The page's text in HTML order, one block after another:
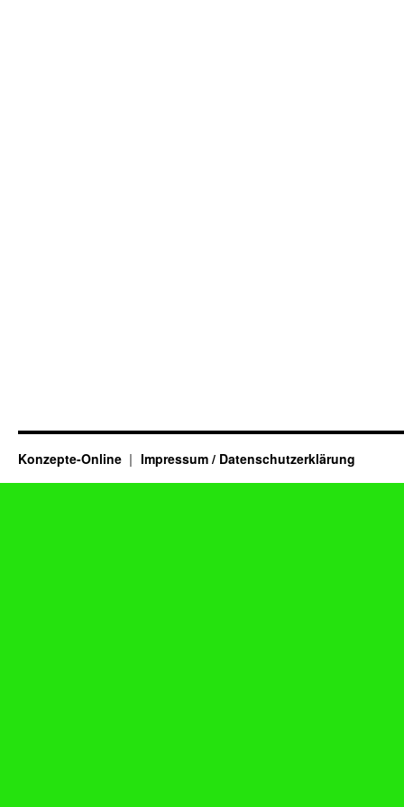
Konzepte-Online Impressum / Datenschutzerklärung